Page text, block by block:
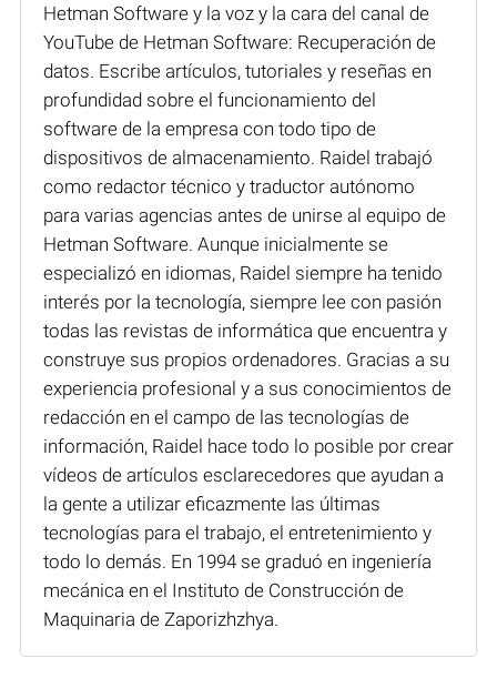
Hetman Software y la voz y la cara del canal de
YouTube de Hetman Software: Recuperación de
datos. Escribe artículos, tutoriales y reseñas en
profundidad sobre el funcionamiento del
software de la empresa con todo tipo de
dispositivos de almacenamiento. Raidel trabajó
como redactor técnico y traductor autónomo
para varias agencias antes de unirse al equipo de
Hetman Software. Aunque inicialmente se
especializó en idiomas, Raidel siempre ha tenido
interés por la tecnología, siempre lee con pasión
todas las revistas de informática que encuentra y
construye sus propios ordenadores. Gracias a su
experiencia profesional y a sus conocimientos de
redacción en el campo de las tecnologías de
información, Raidel hace todo lo posible por crear
vídeos de artículos esclarecedores que ayudan a
la gente a utilizar eficazmente las últimas
tecnologías para el trabajo, el entretenimiento y
todo lo demás. En 1994 se graduó en ingeniería
mecánica en el Instituto de Construcción de
Maquinaria de Zaporizhzhya.